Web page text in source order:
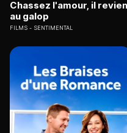
Chassez l'amour, il
au galop
FILMS SENTIMENTAL